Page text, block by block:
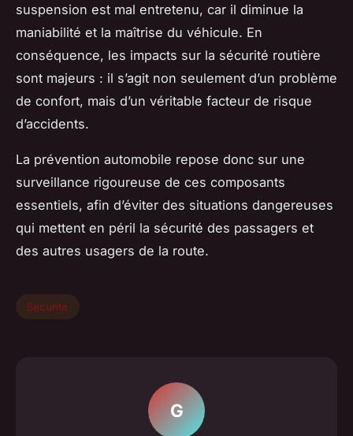
suspension est mal entretenu, car il diminue la
maniabilité et la maîtrise du véhicule. En
conséquence, les impacts sur la sécurité routière
sont majeurs : il s’agit non seulement d’un problème
de confort, mais d’un véritable facteur de risque
d’accidents.
La prévention automobile repose donc sur une
surveillance rigoureuse de ces composants
essentiels, afin d’éviter des situations dangereuses
qui mettent en péril la sécurité des passagers et
des autres usagers de la route.
Securite
G